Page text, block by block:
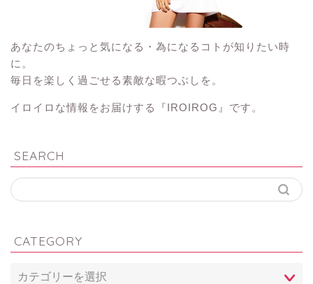
あなたのちょっと気になる・為になるコトが知りたい時
に。
毎日を楽しく過ごせる素敵な暇つぶしを。
イロイロな情報をお届けする『IROIROG』です。
SEARCH
CATEGORY